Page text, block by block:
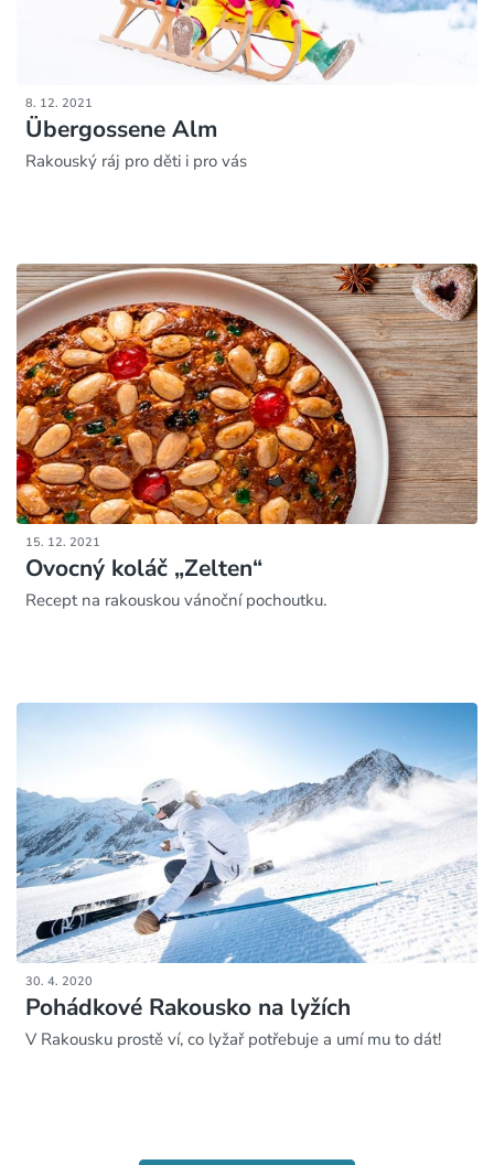
8. 12. 2021
Übergossene Alm
Rakouský ráj pro děti i pro vás
15. 12. 2021
Ovocný koláč „Zelten“
Recept na rakouskou vánoční pochoutku.
30. 4. 2020
Pohádkové Rakousko na lyžích
V Rakousku prostě ví, co lyžař potřebuje a umí mu to dát!